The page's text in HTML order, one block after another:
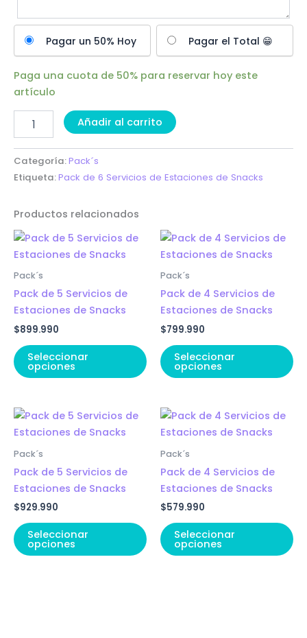
Pagar un 50% Hoy Pagar el Total 😁
Paga una cuota de 50% para reservar hoy este
artículo
Añadir al carrito
Categoría:Pack´s
Etiqueta:Pack de 6 Servicios de Estaciones de Snacks
Productos relacionados
Pack´s
Pack de 5 Servicios de
Estaciones de Snacks
$899.990
Seleccionar
opciones
Pack´s
Pack de 4 Servicios de
Estaciones de Snacks
$799.990
Seleccionar
opciones
Pack´s
Pack de 5 Servicios de
Estaciones de Snacks
$929.990
Seleccionar
opciones
Pack´s
Pack de 4 Servicios de
Estaciones de Snacks
$579.990
Seleccionar
opciones